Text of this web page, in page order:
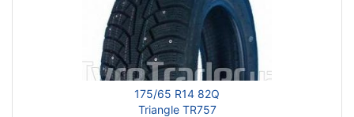
175/65 R14 82Q
Triangle TR757